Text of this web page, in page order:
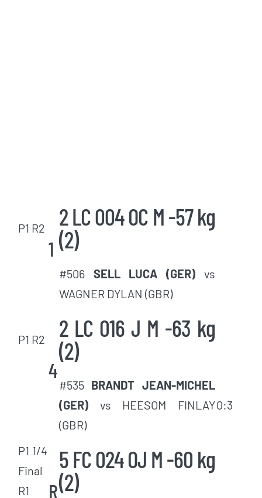
P1 R2
1
2 LC 004 OC M -57 kg
(2)
#506 SELL LUCA (GER) vs
WAGNER DYLAN (GBR)
P1 R2
4
2 LC 016 J M -63 kg
(2)
#535BRANDT JEAN-MICHEL
(GER)vs HEESOM FINLAY
(GBR)
0:3
P1 1/4
Final
R1
R
5 FC 024 OJ M -60 kg
(2)